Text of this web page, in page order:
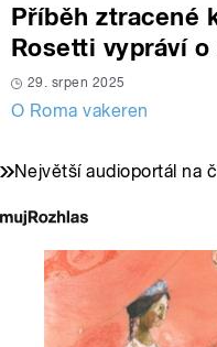
Příběh ztracené
Rosetti vypráví
29. srpen 2025
O Roma vakeren
Největší audioportál na